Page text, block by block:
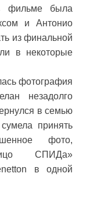
фильме была
и Антонио
из финальной
в некоторые
фотография
незадолго
в семью
принять
фото,
СПИДа»
в одной